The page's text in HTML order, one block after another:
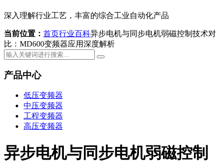
深入理解行业工艺，丰富的综合工业自动化产品
当前位置： 首页行业百科异步电机与同步电机弱磁控制技术对
比：MD600变频器应用深度解析
产品中心
低压变频器
中压变频器
工程变频器
高压变频器
异步电机与同步电机弱磁控制